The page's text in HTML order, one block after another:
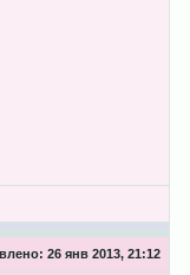
26 янв 2013, 21:12